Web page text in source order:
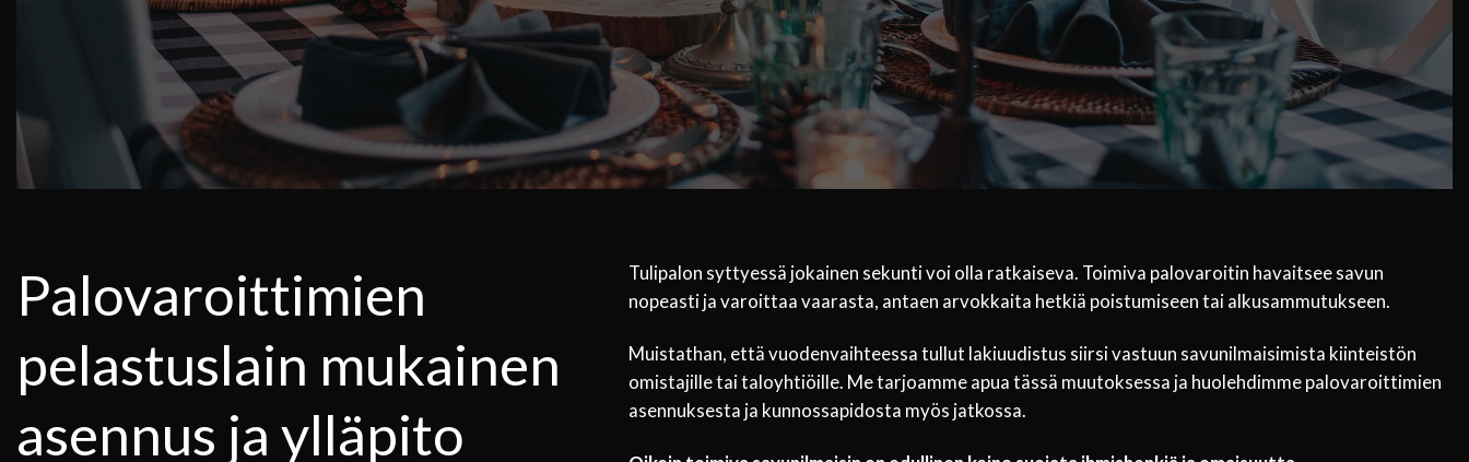
Palovaroittimien
pelastuslain mukainen
asennus ja ylläpito
Tulipalon syttyessä jokainen sekunti voi olla ratkaiseva. Toimiva palovaroitin havaitsee savun
nopeasti ja varoittaa vaarasta, antaen arvokkaita hetkiä poistumiseen tai alkusammutukseen.
Muistathan, että vuodenvaihteessa tullut lakiuudistus siirsi vastuun savunilmaisimista kiinteistön
omistajille tai taloyhtiöille. Me tarjoamme apua tässä muutoksessa ja huolehdimme palovaroittimien
asennuksesta ja kunnossapidosta myös jatkossa.